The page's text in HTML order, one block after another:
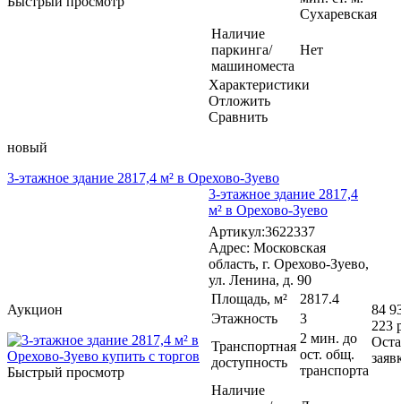
Сухаревская
Наличие
паркинга/
машиноместа
Нет
Характеристики
Отложить
Сравнить
новый
3-этажное здание 2817,4 м² в Орехово-Зуево
Аукцион
Быстрый просмотр
3-этажное здание 2817,4
м² в Орехово-Зуево
Артикул:3622337
Адрес: Московская
область, г. Орехово-Зуево,
ул. Ленина, д. 90
Площадь, м²
2817.4
Этажность
3
Транспортная
доступность
2 мин. до
ост. общ.
транспорта
Наличие
84
223